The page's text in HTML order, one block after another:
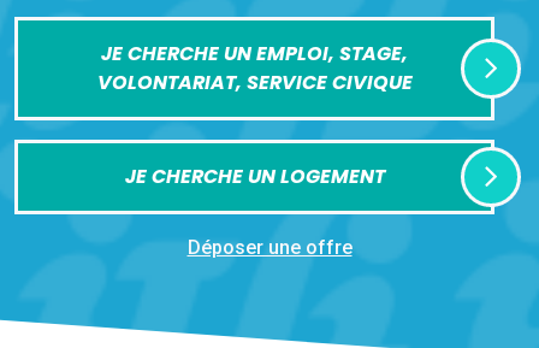
JE CHERCHE UN EMPLOI, STAGE,
VOLONTARIAT, SERVICE CIVIQUE
JE CHERCHE UN LOGEMENT
Déposer une offre